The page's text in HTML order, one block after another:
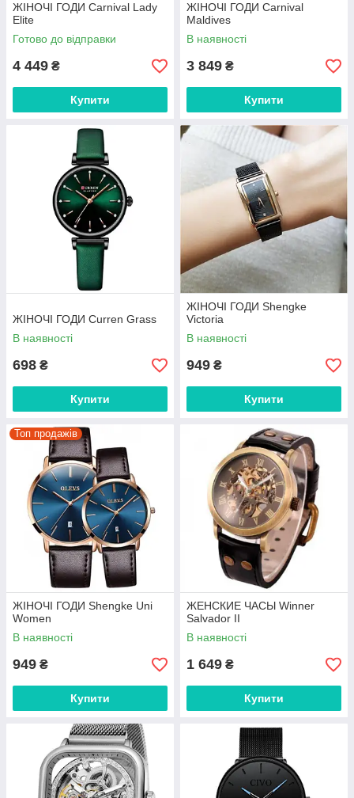
ЖІНОЧІ ГОДИ Carnival Lady
Elite
Готово до відправки
4 449 ₴
Купити
ЖІНОЧІ ГОДИ Carnival
Maldives
В наявності
3 849 ₴
Купити
ЖІНОЧІ ГОДИ Curren Grass
В наявності
698 ₴
Купити
ЖІНОЧІ ГОДИ Shengke
Victoria
В наявності
949 ₴
Купити
Топ продажів
ЖІНОЧІ ГОДИ Shengke Uni
Women
В наявності
949 ₴
Купити
ЖЕНСКИЕ ЧАСЫ Winner
Salvador II
В наявності
1 649 ₴
Купити